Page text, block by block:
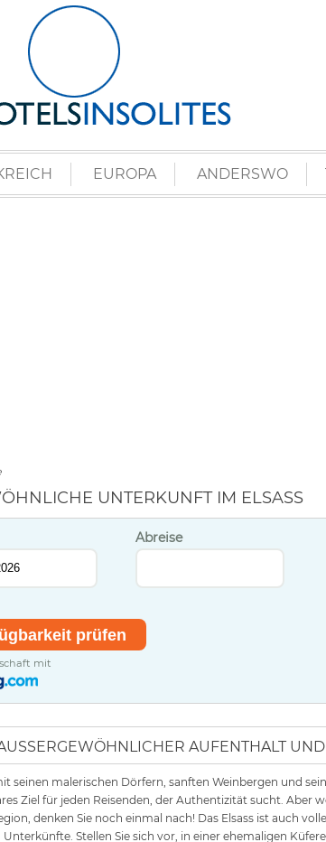
EUROPA ANDERSWO
UNTERKUNFT IM ELSASS
Abreise
mit
AUFENTHALT UND
seinen malerischen Dörfern, sanften Weinbergen und
Ziel für jeden Reisenden, der Authentizität sucht. Aber
denken Sie noch einmal nach! Das Elsass ist auch
Stellen Sie sich vor, in einer ehemaligen